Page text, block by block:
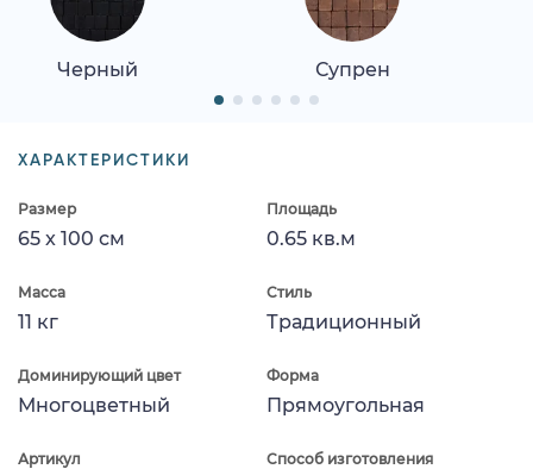
Черный Супрен
ХАРАКТЕРИСТИКИ
Размер
65 x 100 см
Площадь
0.65 кв.м
Масса
11 кг
Стиль
Традиционный
Доминирующий цвет
Многоцветный
Форма
Прямоугольная
Артикул Способ изготовления